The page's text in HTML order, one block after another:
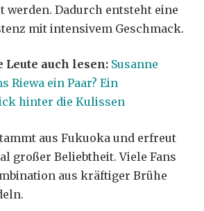
werden. Dadurch entsteht eine
mit intensivem Geschmack.
Leute auch lesen: Susanne
Riewa ein Paar? Ein
hinter die Kulissen
aus Fukuoka und erfreut
großer Beliebtheit. Viele Fans
aus kräftiger Brühe